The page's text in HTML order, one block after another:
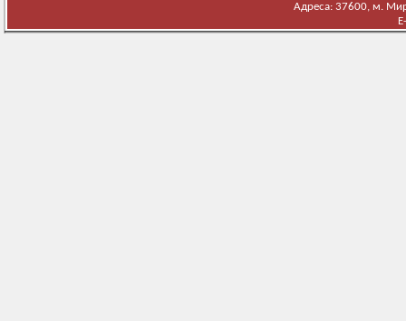
Адреса: 37600, м.